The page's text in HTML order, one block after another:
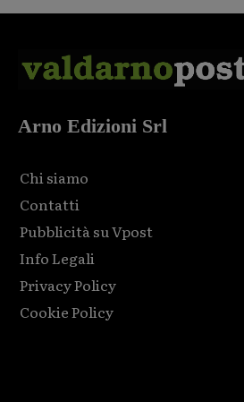
Arno Edizioni Srl
Chi siamo
Contatti
Pubblicità su Vpost
Info Legali
Privacy Policy
Cookie Policy